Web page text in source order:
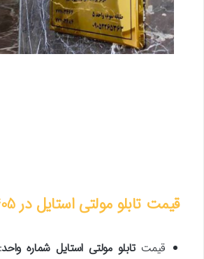
قیمت تابلو مولتی استایل در 1405
قیمتتابلو مولتی استایل شماره واحد